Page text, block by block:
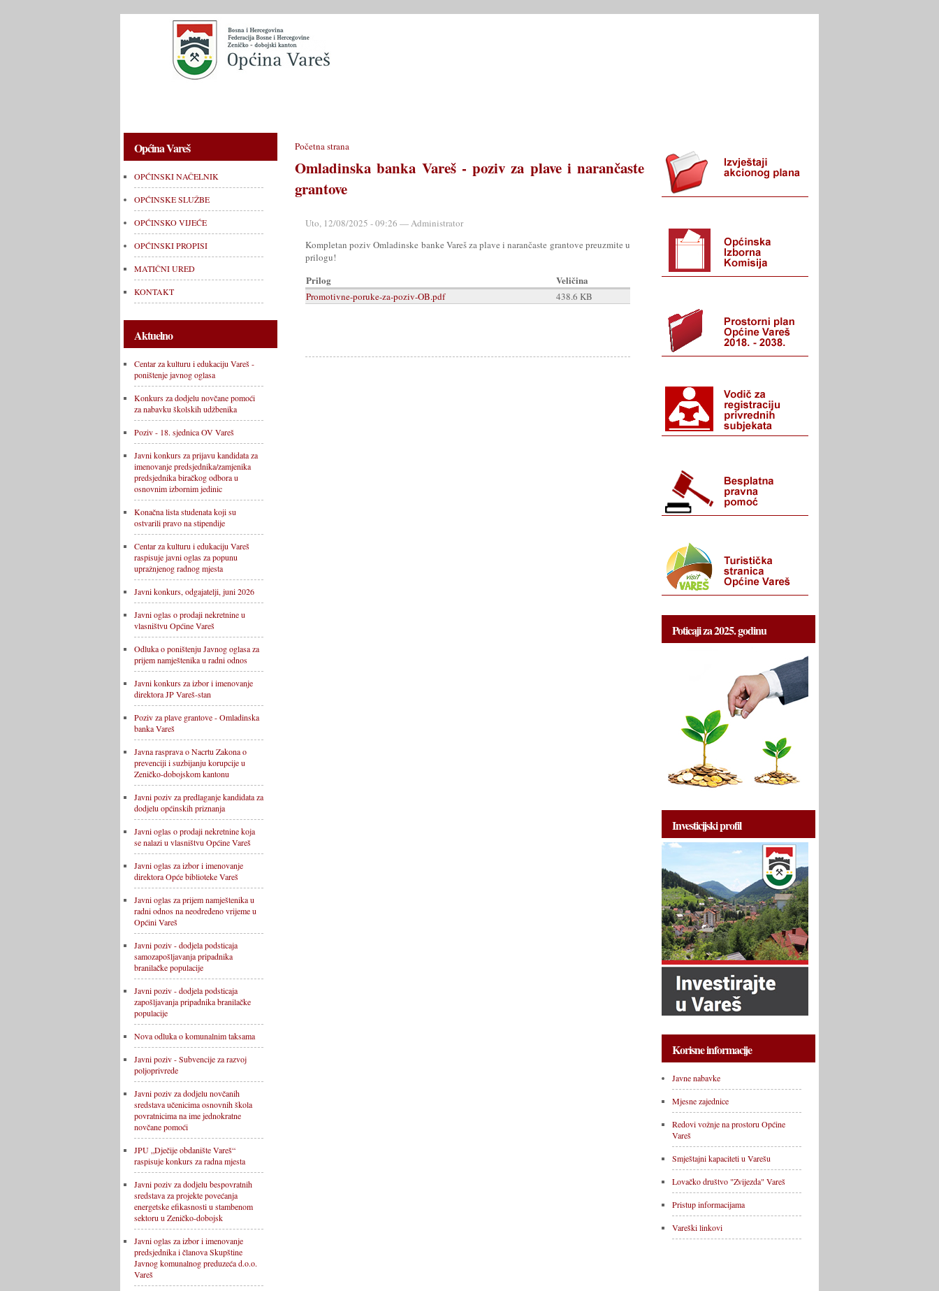
Općina Vareš
OPĆINSKI NAČELNIK
OPĆINSKE SLUŽBE
OPĆINSKO VIJEĆE
OPĆINSKI PROPISI
MATIČNI URED
KONTAKT
Aktuelno
Centar za kulturu i edukaciju Vareš -
poništenje javnog oglasa
Konkurs za dodjelu novčane pomoći
za nabavku školskih udžbenika
Poziv - 18. sjednica OV Vareš
Javni konkurs za prijavu kandidata za
imenovanje predsjednika/zamjenika
predsjednika biračkog odbora u
osnovnim izbornim jedinic
Konačna lista studenata koji su
ostvarili pravo na stipendije
Centar za kulturu i edukaciju Vareš
raspisuje javni oglas za popunu
upražnjenog radnog mjesta
Javni konkurs, odgajatelji, juni 2026
Javni oglas o prodaji nekretnine u
vlasništvu Općine Vareš
Odluka o poništenju Javnog oglasa za
prijem namještenika u radni odnos
Javni konkurs za izbor i imenovanje
direktora JP Vareš-stan
Poziv za plave grantove - Omladinska
banka Vareš
Javna rasprava o Nacrtu Zakona o
prevenciji i suzbijanju korupcije u
Zeničko-dobojskom kantonu
Javni poziv za predlaganje kandidata za
dodjelu općinskih priznanja
Javni oglas o prodaji nekretnine koja
se nalazi u vlasništvu Općine Vareš
Javni oglas za izbor i imenovanje
direktora Opće biblioteke Vareš
Javni oglas za prijem namještenika u
radni odnos na neodređeno vrijeme u
Općini Vareš
Javni poziv - dodjela podsticaja
samozapošljavanja pripadnika
branilačke populacije
Javni poziv - dodjela podsticaja
zapošljavanja pripadnika branilačke
populacije
Nova odluka o komunalnim taksama
Javni poziv - Subvencije za razvoj
poljoprivrede
Javni poziv za dodjelu novčanih
sredstava učenicima osnovnih škola
povratnicima na ime jednokratne
novčane pomoći
JPU „Dječije obdanište Vareš“
raspisuje konkurs za radna mjesta
Javni poziv za dodjelu bespovratnih
sredstava za projekte povećanja
energetske efikasnosti u stambenom
sektoru u Zeničko-dobojsk
Javni oglas za izbor i imenovanje
predsjednika i članova Skupštine
Javnog komunalnog preduzeća d.o.o.
Vareš
Početna strana
Omladinska banka Vareš - poziv za plave i narančaste
grantove
Uto, 12/08/2025 - 09:26 — Administrator
Kompletan poziv Omladinske banke Vareš za plave i narančaste grantove preuzmite u
prilogu!
Prilog Veličina
Promotivne-poruke-za-poziv-OB.pdf 438.6 KB
Poticaji za 2025. godinu
Investicijski profil
Korisne informacije
Javne nabavke
Mjesne zajednice
Redovi vožnje na prostoru Općine
Vareš
Smještajni kapaciteti u Varešu
Lovačko društvo "Zvijezda" Vareš
Pristup informacijama
Vareški linkovi